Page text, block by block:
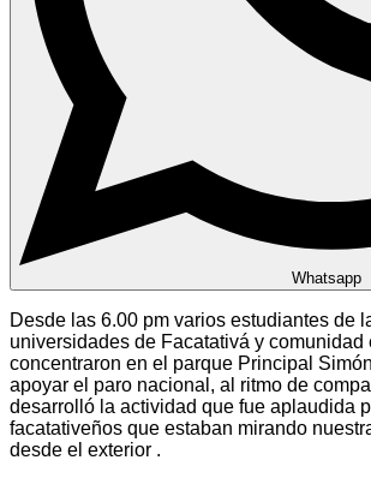
Whatsapp
Desde las 6.00 pm varios estudiantes de
universidades de Facatativá y
concentraron en el parque Principal
apoyar el paro nacional, al ritmo de
desarrolló la actividad que fue aplaudida
facatativeños que estaban mirando
desde el exterior .